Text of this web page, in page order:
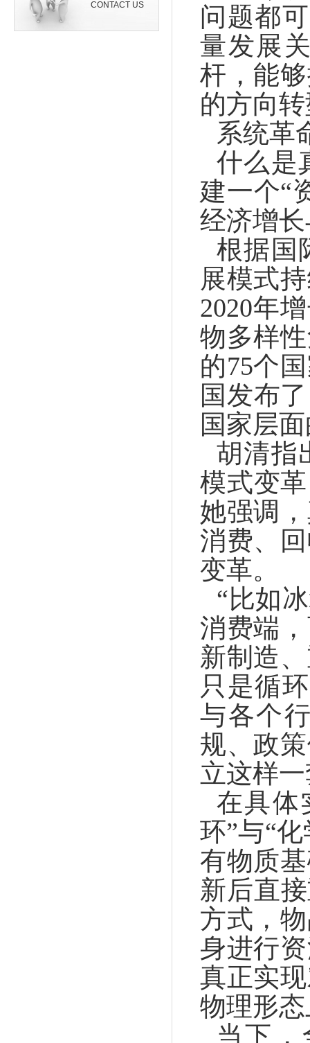
CONTACT US
问题都
量发展
杆，能
的方向
系统革
什么是
建一个“
经济增
根据国
展模式
2020年
物多样
的75个
国发布
国家层
胡清指
模式变
她强调
消费、
变革。
“比如
消费端
新制造
只是循
与各个
规、政
立这样
在具体
环”与“
有物质
新后直
方式，
身进行
真正实
物理形
当下